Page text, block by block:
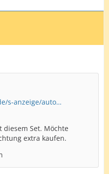
s-anzeige/auto…
Set. Möchte
extra kaufen.